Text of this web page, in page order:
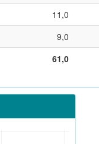
11,0
9,0
61,0